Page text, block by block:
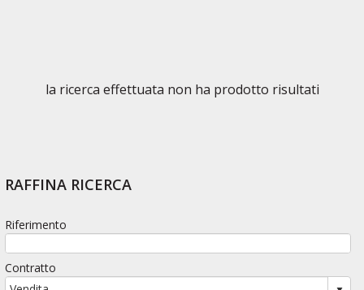
la ricerca effettuata non ha prodotto risultati
RAFFINA RICERCA
Riferimento
Contratto